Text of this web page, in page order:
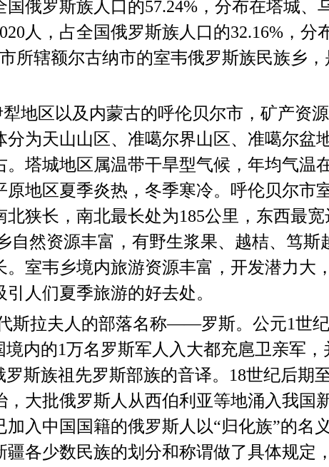
国俄罗斯族人口的57.24% ，分布在塔城、
人，占全国俄罗斯族人口的32.16% ，分
所辖额尔古纳市的室韦俄罗斯族民族乡
地区以及内蒙古的呼伦贝尔市，矿产资
为天山山区、准噶尔界山区、准噶尔盆
。塔城地区属温带干旱型气候，年均气温
原地区夏季炎热，冬季寒冷。呼伦贝尔市
狭长，南北最长处为185公里，东西最宽
自然资源丰富，有野生浆果、越桔、笃斯
室韦乡境内旅游资源丰富，开发潜力大
人们夏季旅游的好去处。
斯拉夫人的部落名称——罗斯。公元1世
境内的1万名罗斯军人入大都充扈卫亲军，
罗斯族祖先罗斯部族的音译。 18世纪后期
大批俄罗斯人从西伯利亚等地涌入我国
入中国国籍的俄罗斯人以“归化族”的名
各少数民族的划分和称谓做了具体规定